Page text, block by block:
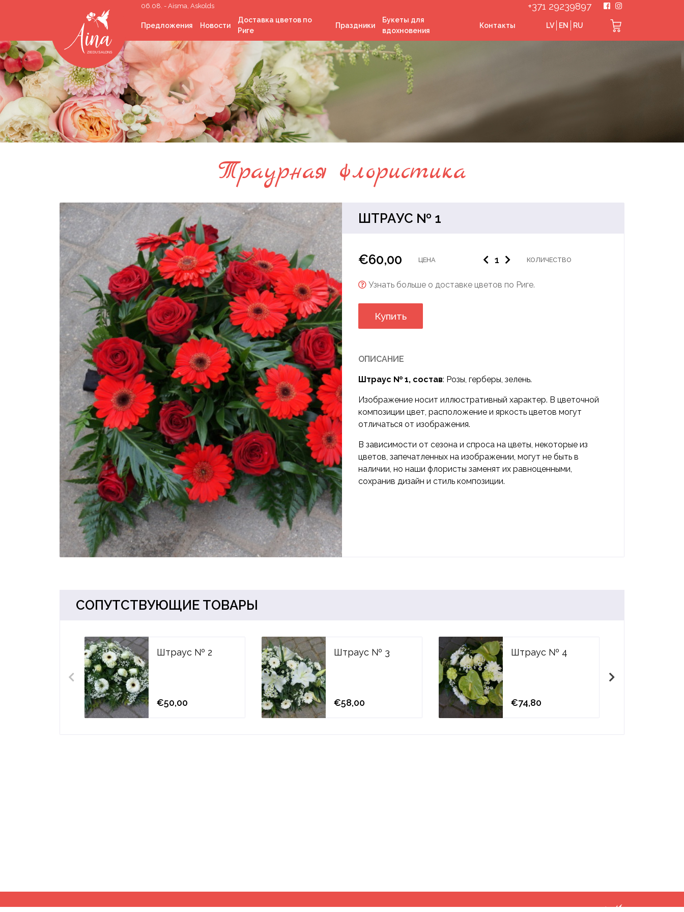
06.08. - Aisma, Askolds
LV EN RU
Предложения
Срезанные цветы
Букеты цветов
Цветы в коробке
Свадебная
флористика
Траурная флористика
Комнатные растения
Озеленение
Аренда реквизита
Фотоуглы/фотостены
Новости
Доставка цветов по
Риге
Праздники
День независимости
Латвии
Рождество
День Святого
Букеты для
вдохновения
Контакты
+371 29239897
Траурная флористика
ШТРАУС № 1
€60,00 ЦЕНА КОЛИЧЕСТВО
Узнать больше о доставке цветов по Риге.
Купить
ОПИСАНИЕ
Штраус № 1, состав: Розы, герберы, зелень.
Изображение носит иллюстративный характер. В цветочной
композиции цвет, расположение и яркость цветов могут
отличаться от изображения.
В зависимости от сезона и спроса на цветы, некоторые из
цветов, запечатленных на изображении, могут не быть в
наличии, но наши флористы заменят их равноценными,
сохранив дизайн и стиль композиции.
СОПУТСТВУЮЩИЕ ТОВАРЫ
Штраус № 2
€50,00
Штраус № 3
€58,00
Штраус № 4
€74,80